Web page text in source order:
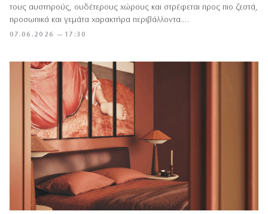
07.06.2026 — 17:30
τους αυστηρούς, ουδέτερους χώρους και στρέφεται προς πιο ζεστά,
προσωπικά και γεμάτα χαρακτήρα περιβάλλοντα.…